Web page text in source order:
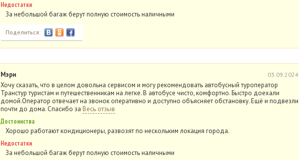
Недостатки
За небольшой багаж берут полную стоимость наличными
Поделиться:
Мэри 03.09.2024
Хочу сказать, что в целом довольна сервисом и могу рекомендовать автобусный туроператор
Транстур туристам и путешественникам на легке. В автобусе чисто, комфортно. Быстро доехали
домой.Оператор отвечает на звонок оперативно и доступно объясняет обстановку. Ещё и подвезли
почти до дома. Спасибо за Весь отзыв
Достоинства
Хорошо работают кондиционеры, развозят по нескольким локация города.
Недостатки
За небольшой багаж берут полную стоимость наличными